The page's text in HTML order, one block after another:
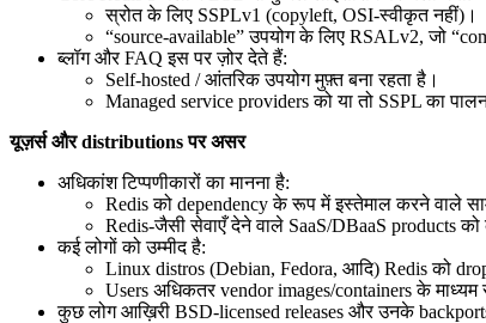
स्रोत के लिए SSPLv1 (copyleft, OSI-स्वीकृत नहीं)।
“source-available” उपयोग के लिए RSALv2, जो
ब्लॉग और FAQ इस पर ज़ोर देते हैं:
Self-hosted / आंतरिक उपयोग मुफ़्त बना रहता है।
Managed service providers को या तो SSPL का
यूज़र्स और distributions पर असर
अधिकांश टिप्पणीकारों का मानना है:
Redis को dependency के रूप में इस्तेमाल करने वाले
Redis-जैसी सेवाएँ देने वाले SaaS/DBaaS products
कई लोगों को उम्मीद है:
Linux distros (Debian, Fedora, आदि) Redis को
Users अधिकतर vendor images/containers के
कुछ लोग आख़िरी BSD-licensed releases और उनके